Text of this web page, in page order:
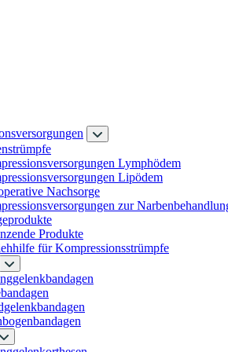
Lymphödem
Lipödem
Nachsorge
zur
Produkte
für Kompressionsstrümpfe